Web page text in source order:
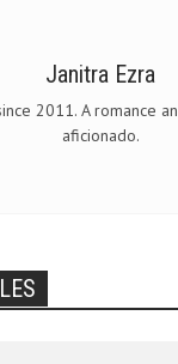
Janitra Ezra
2011. A romance
aficionado.